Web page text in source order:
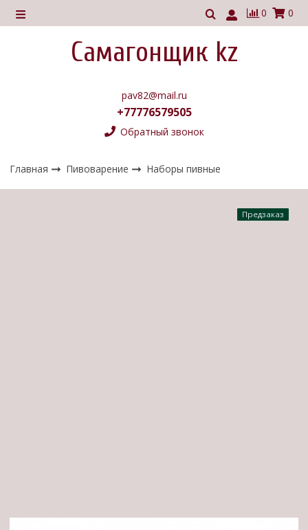
0 0
Самагонщик kz
pav82@mail.ru
+77776579505
Обратный звонок
Главная Пивоварение Наборы пивные
Предзаказ